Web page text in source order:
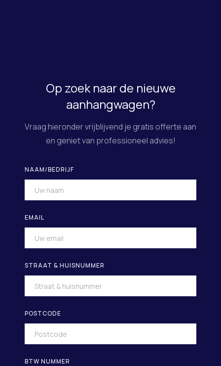
Op zoek naar de nieuwe
aanhangwagen?
Vraag hieronder vrijblijvend je gratis offerte aan
en geniet van professioneel advies!
NAAM/BEDRIJF
EMAIL
STRAAT & HUISNUMMER
POSTCODE
BTW NUMMER